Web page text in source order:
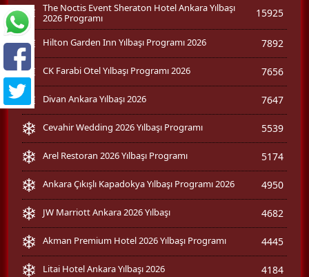
The Noctis Event Sheraton Hotel Ankara Yılbaşı
2026 Programı
15925
Hilton Garden Inn Yılbaşı Programı 2026 7892
CK Farabi Otel Yılbaşı Programı 2026 7656
Divan Ankara Yılbaşı 2026 7647
Cevahir Wedding 2026 Yılbaşı Programı 5539
Arel Restoran 2026 Yılbaşı Programı 5174
Ankara Çıkışlı Kapadokya Yılbaşı Programı 2026 4950
JW Marriott Ankara 2026 Yılbaşı 4682
Akman Premium Hotel 2026 Yılbaşı Programı 4445
Litai Hotel Ankara Yılbaşı 2026 4184